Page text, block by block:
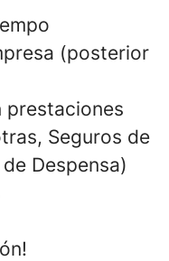
(posterior
prestaciones
Seguros de
Despensa)